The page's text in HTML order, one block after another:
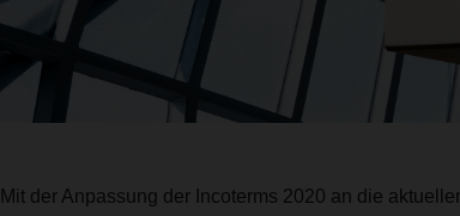
Mit der Anpassung der Incoterms 2020 an die